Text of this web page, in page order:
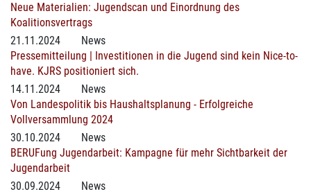
Neue Materialien: Jugendscan und Einordnung des
Koalitionsvertrags
21.11.2024
News
Pressemitteilung | Investitionen in die Jugend sind kein Nice-to-
have. KJRS positioniert sich.
14.11.2024
News
Von Landespolitik bis Haushaltsplanung - Erfolgreiche
Vollversammlung 2024
30.10.2024
News
BERUFung Jugendarbeit: Kampagne für mehr Sichtbarkeit der
Jugendarbeit
30.09.2024
News